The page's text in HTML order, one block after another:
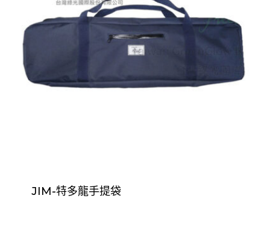
JIM-特多龍手提袋